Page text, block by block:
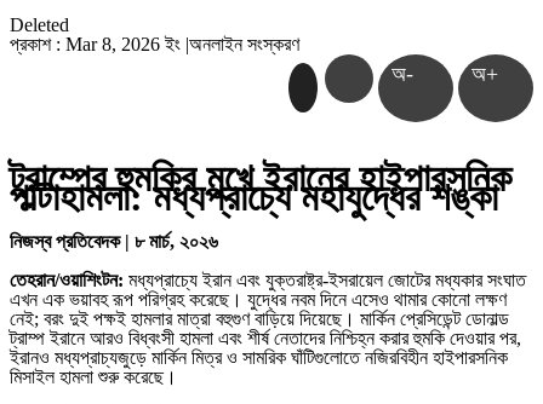
Deleted
প্রকাশ : Mar 8, 2026 ইং |অনলাইন সংস্করণ
অ- অ+
ট্রাম্পের হুমকির মুখে ইরানের হাইপারসনিক
পাল্টাহামলা: মধ্যপ্রাচ্যে মহাযুদ্ধের শঙ্কা
নিজস্ব প্রতিবেদক | ৮ মার্চ, ২০২৬
তেহরান/ওয়াশিংটন: মধ্যপ্রাচ্যে ইরান এবং যুক্তরাষ্ট্র-ইসরায়েল জোটের মধ্যকার সংঘাত
এখন এক ভয়াবহ রূপ পরিগ্রহ করেছে। যুদ্ধের নবম দিনে এসেও থামার কোনো লক্ষণ
নেই; বরং দুই পক্ষই হামলার মাত্রা বহুগুণ বাড়িয়ে দিয়েছে। মার্কিন প্রেসিডেন্ট ডোনাল্ড
ট্রাম্প ইরানে আরও বিধ্বংসী হামলা এবং শীর্ষ নেতাদের নিশ্চিহ্ন করার হুমকি দেওয়ার পর,
ইরানও মধ্যপ্রাচ্যজুড়ে মার্কিন মিত্র ও সামরিক ঘাঁটিগুলোতে নজিরবিহীন হাইপারসনিক
মিসাইল হামলা শুরু করেছে।